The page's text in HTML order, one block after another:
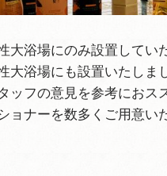
大浴場にのみ設置してい
大浴場にも設置いたしま
ッフの意見を参考におス
ョナーを数多くご用意い